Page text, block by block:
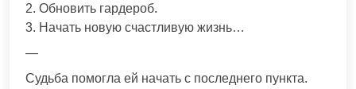
2. Обновить гардероб.
3. Начать новую счастливую жизнь…
—
Судьба помогла ей начать с последнего пункта.